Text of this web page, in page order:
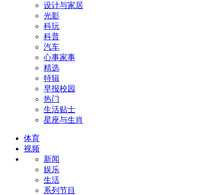
设计与家居
光影
科玩
科普
汽车
心事家事
精选
特辑
早报校园
热门
生活贴士
星座与生肖
体育
视频
新闻
娱乐
生活
系列节目